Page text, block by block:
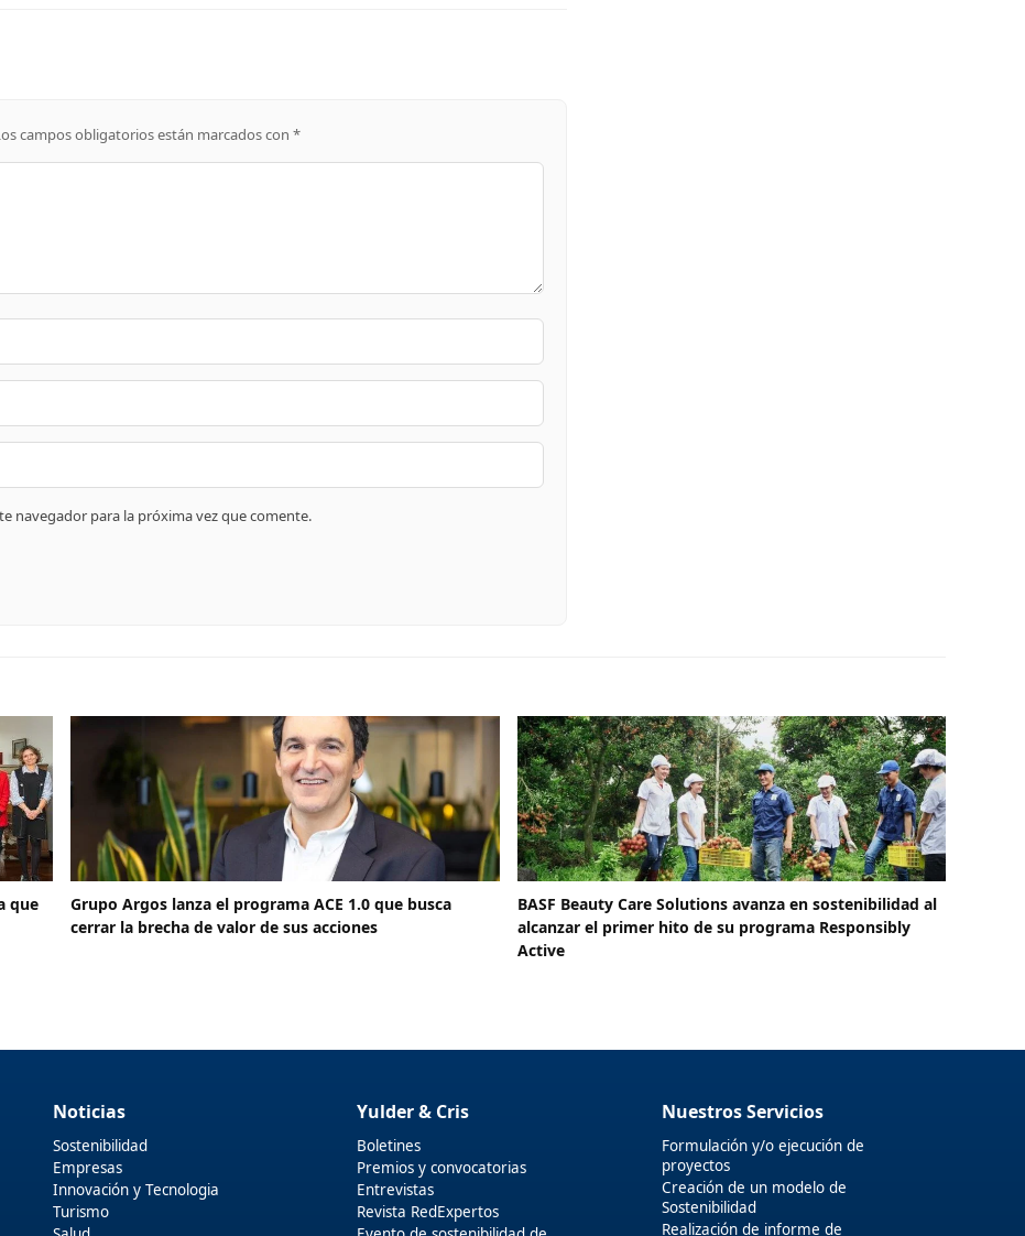
campos obligatorios están marcados con *
navegador para la próxima vez que comente.
que
Grupo Argos lanza el programa ACE 1.0 que busca
cerrar la brecha de valor de sus acciones
BASF Beauty Care Solutions avanza en sostenibilidad al
alcanzar el primer hito de su programa Responsibly
Active
Noticias
Sostenibilidad
Empresas
Innovación y Tecnologia
Turismo
Yulder & Cris
Boletines
Premios y convocatorias
Entrevistas
Revista RedExpertos
Nuestros Servicios
Formulación y/o ejecución de
proyectos
Creación de un modelo de
Sostenibilidad
Realización de informe de